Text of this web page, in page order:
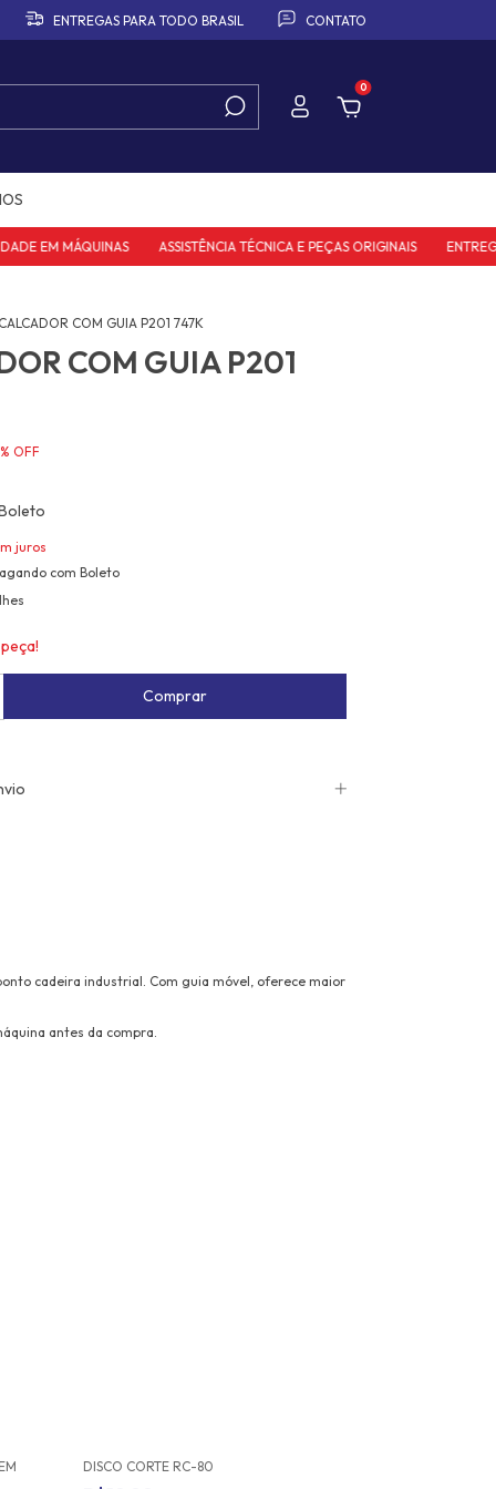
ENTREGAS PARA TODO BRASIL CONTATO
0
EM MÁQUINAS ASSISTÊNCIA TÉCNICA E PEÇAS ORIGINAIS
CALCADOR COM GUIA P201 747K
COM GUIA P201
% OFF
juros
com Boleto
cadeira industrial. Com guia móvel, oferece maior
antes da compra.
DISCO CORTE RC-80